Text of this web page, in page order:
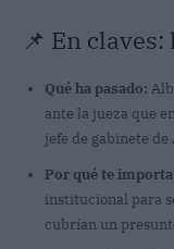
📌 En
Qué ha pasado:
ante la jueza que
jefe de gabinete
Por qué te
institucional para
cubrían un